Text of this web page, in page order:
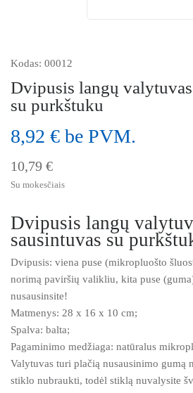
Kodas: 00012
Dvipusis langų
su purkštuku
8,92 € be PVM.
10,79 €
Su mokesčiais
Dvipusis langų
sausintuvas su
Dvipusis: viena puse (mikropluošto
norimą paviršių valikliu, kita puse
nusausinsite!
Matmenys: 28 x 16 x 10 cm;
Spalva: balta;
Pagaminimo medžiaga: natūralus
Valytuvas turi plačią nusausinimo gumą
stiklo nubraukti, todėl stiklą nuvalysite